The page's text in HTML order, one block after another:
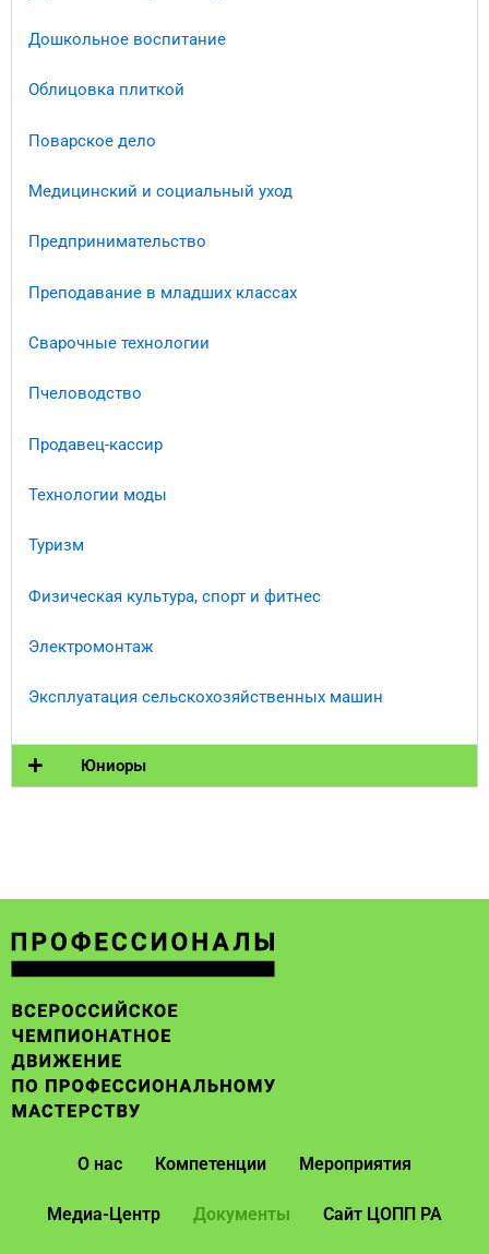
Дошкольное воспитание
Облицовка плиткой
Поварское дело
Медицинский и социальный уход
Предпринимательство
Преподавание в младших классах
Сварочные технологии
Пчеловодство
Продавец-кассир
Технологии моды
Туризм
Физическая культура, спорт и фитнес
Электромонтаж
Эксплуатация сельскохозяйственных машин
Юниоры
О нас Компетенции Мероприятия
Медиа-Центр Документы Сайт ЦОПП РА